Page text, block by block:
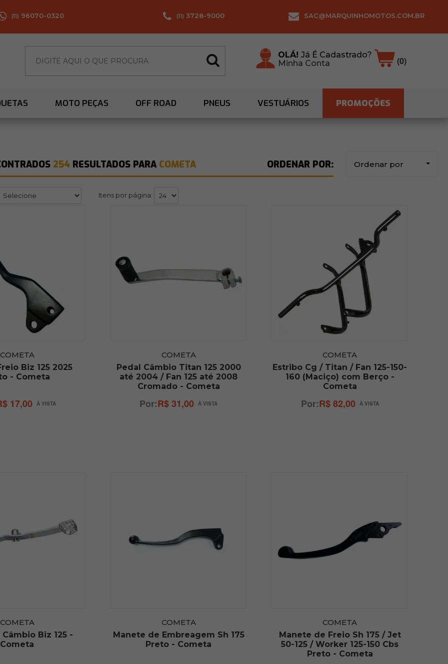
(11) 96070-0320 (11) 3728-9000 SAC@MARQUINHOMOTOS.COM.BR
OLÁ!Já É Cadastrado?
Minha Conta
(0)
MOTO PEÇAS OFF ROAD PNEUS VESTUÁRIOS PROMOÇÕES
254RESULTADOS PARA COMETA Ordenar por
Itens por página:
COMETA
Biz 125 2025
- Cometa
17,00
COMETA
Pedal Câmbio Titan 125 2000
até 2004 / Fan 125 até 2008
Cromado - Cometa
R$ 31,00
COMETA
Estribo Cg / Titan / Fan 125-150-
160 (Maciço) com Berço -
Cometa
R$ 82,00
COMETA
Biz 125 -
Cometa
COMETA
Manete de Embreagem Sh 175
Preto - Cometa
COMETA
Manete de Freio Sh 175 / Jet
50-125 / Worker 125-150 Cbs
Preto - Cometa